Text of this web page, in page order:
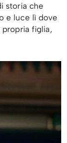
storia che
e luce lì dove
propria figlia,